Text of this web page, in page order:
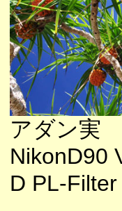
アダン実
NikonD90
D PL-Filter